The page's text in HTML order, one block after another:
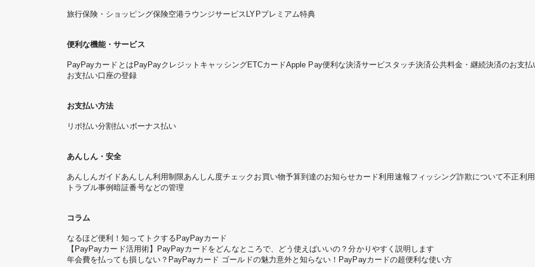
旅行保険・ショッピング保険空港ラウンジサービス LYPプレミアム特典
便利な機能・サービス
PayPayカードとは PayPayクレジット キャッシングETCカードApple Pay便利な決済サービス タッチ決済公共料金・継続決済のお支払
お支払い口座の登録
お支払い方法
リボ払い分割払いボーナス払い
あんしん・安全
あんしんガイドあんしん利用制限あんしん度チェック お買い物予算到達のお知らせカード利用速報フィッシング詐欺について不正利
トラブル事例暗証番号などの管理
コラム
なるほど便利！知ってトクするPayPayカード
【PayPayカード活用術】PayPayカードをどんなところで、どう使えばいいの？分かりやすく説明します
年会費を払っても損しない？PayPayカード ゴールドの魅力意外と知らない！PayPayカードの超便利な使い方